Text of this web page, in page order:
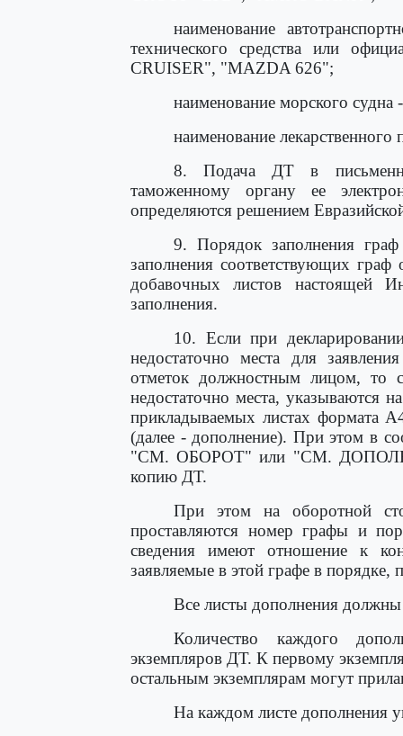
наименование
технического средства или
CRUISER", "MAZDA 626";
наименование морского
наименование
8. Подача ДТ в
таможенному органу ее
определяются решением
9. Порядок заполнения
заполнения соответствующих граф
добавочных листов настоящей
заполнения.
10. Если при
недостаточно места для
отметок должностным лицом, то
недостаточно места, указываются
прикладываемых листах формата
(далее - дополнение). При этом в
"СМ. ОБОРОТ" или "СМ.
копию ДТ.
При этом на оборотной
проставляются номер графы и
сведения имеют отношение к
заявляемые в этой графе в
Все листы дополнения
Количество каждого
экземпляров ДТ. К первому
остальным экземплярам могут
На каждом листе дополнения